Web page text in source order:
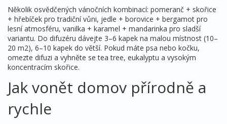
Několik osvědčených vánočních kombinací: pomeranč + skořice
+ hřebíček pro tradiční vůni, jedle + borovice + bergamot pro
lesní atmosféru, vanilka + karamel + mandarinka pro sladší
variantu. Do difuzéru dávejte 3–6 kapek na malou místnost (10–
20 m2), 6–10 kapek do větší. Pokud máte psa nebo kočku,
omezte difuzi a vyhněte se tea tree, eukalyptu a vysokým
koncentracím skořice.
Jak vonět domov přírodně a
rychle